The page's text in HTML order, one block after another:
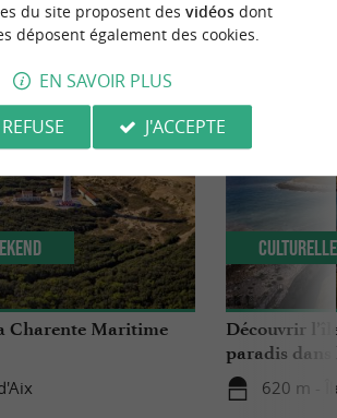
TESTÉPOUR VOUS
Charente Maritime
Découvrir
paradis dans
620 m -
Culturelle
du site proposent des vidéosdont
déposent également des cookies.
EN SAVOIR PLUS
REFUSE
J'ACCEPTE